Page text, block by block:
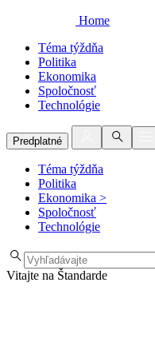
Home
Téma týždňa
Politika
Ekonomika
Spoločnosť
Technológie
Predplatné
Téma týždňa
Politika
Ekonomika >
Spoločnosť
Technológie
Vitajte na Štandarde